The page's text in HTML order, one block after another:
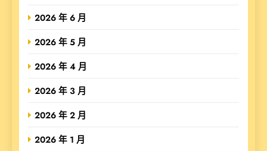
2026 年 6 月
2026 年 5 月
2026 年 4 月
2026 年 3 月
2026 年 2 月
2026 年 1 月